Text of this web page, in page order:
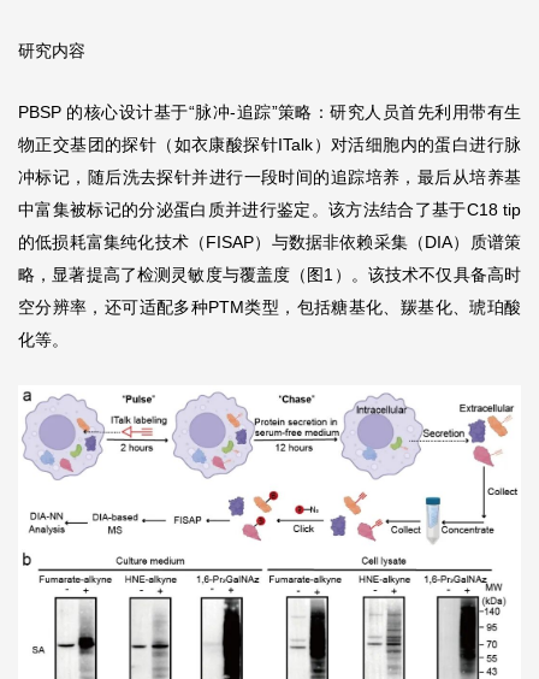
研究内容
PBSP 的核心设计基于“脉冲-追踪”策略：研究人员首先利用带有生
物正交基团的探针（如衣康酸探针ITalk）对活细胞内的蛋白进行脉
冲标记，随后洗去探针并进行一段时间的追踪培养，最后从培养基
中富集被标记的分泌蛋白质并进行鉴定。该方法结合了基于C18 tip
的低损耗富集纯化技术（FISAP）与数据非依赖采集（DIA）质谱策
略，显著提高了检测灵敏度与覆盖度（图1）。该技术不仅具备高时
空分辨率，还可适配多种PTM类型，包括糖基化、羰基化、琥珀酸
化等。